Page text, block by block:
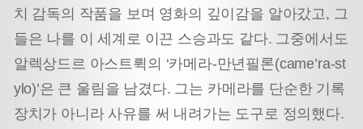
치 감독의 작품을 보며 영화의 깊이감을 알아갔고, 그
들은 나를 이 세계로 이끈 스승과도 같다. 그중에서도
알렉상드르 아스트뤽의 ‘카메라-만년필론(came’ra-st
ylo)’은 큰 울림을 남겼다. 그는 카메라를 단순한 기록
장치가 아니라 사유를 써 내려가는 도구로 정의했다.